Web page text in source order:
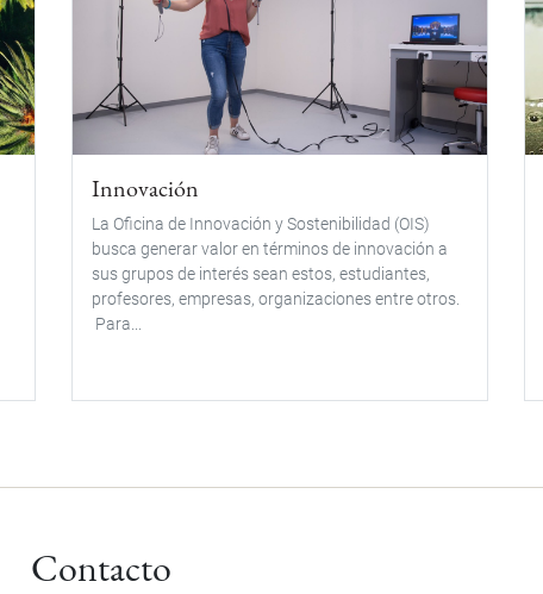
Innovación
La Oficina de Innovación y Sostenibilidad (OIS)
busca generar valor en términos de innovación a
sus grupos de interés sean estos, estudiantes,
profesores, empresas, organizaciones entre otros.
Para...
Contacto